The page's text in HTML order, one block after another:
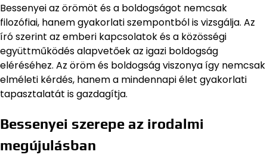
Bessenyei az örömöt és a boldogságot nemcsak
filozófiai, hanem gyakorlati szempontból is vizsgálja. Az
író szerint az emberi kapcsolatok és a közösségi
együttműködés alapvetőek az igazi boldogság
eléréséhez. Az öröm és boldogság viszonya így nemcsak
elméleti kérdés, hanem a mindennapi élet gyakorlati
tapasztalatát is gazdagítja.
Bessenyei szerepe az irodalmi
megújulásban